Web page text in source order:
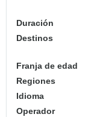
Duración
Destinos
Franja de edad
Regiones
Idioma
Operador